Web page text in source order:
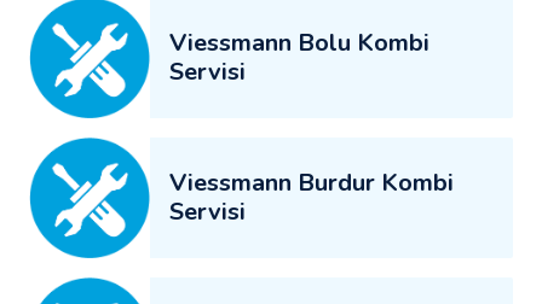
Viessmann Bolu Kombi
Servisi
Viessmann Burdur Kombi
Servisi